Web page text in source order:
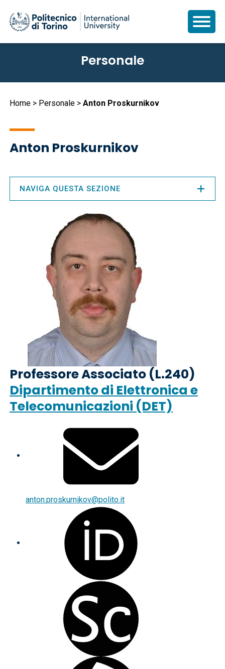
principale
Personale
Briciole
Home Personale Anton Proskurnikov
Anton Proskurnikov
Professore Associato (L.240)
Dipartimento di Elettronica e
Telecomunicazioni (DET)
anton.proskurnikov@polito.it
NAVIGA QUESTA SEZIONE